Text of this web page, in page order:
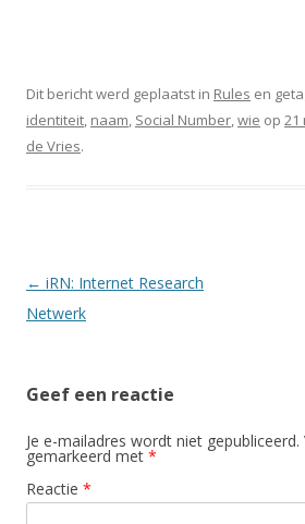
Dit bericht werd geplaatst in Rules en
identiteit naam Social Number wie op 21
de Vries.
Berichtnavigatie
← iRN: Internet Research
Netwerk
Geef een reactie
Je e-mailadres wordt niet gepubliceerd.
gemarkeerd met *
Reactie *